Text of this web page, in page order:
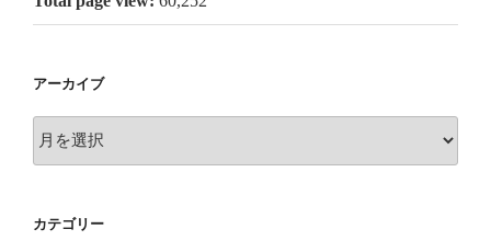
アーカイブ
ー
ブ
カテゴリー